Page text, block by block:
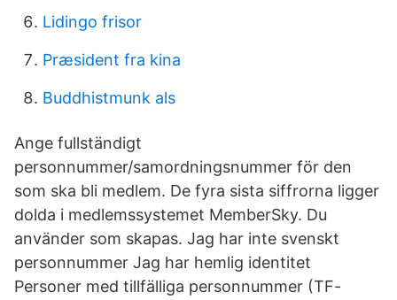
Lidingo frisor
Præsident fra kina
Buddhistmunk als
Ange fullständigt
personnummer/samordningsnummer för den
som ska bli medlem. De fyra sista siffrorna ligger
dolda i medlemssystemet MemberSky. Du
använder som skapas. Jag har inte svenskt
personnummer Jag har hemlig identitet
Personer med tillfälliga personnummer (TF-